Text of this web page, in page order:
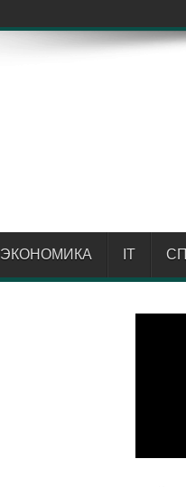
ЭКОНОМИКА IT